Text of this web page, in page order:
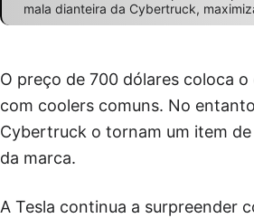
mala dianteira da Cybertruck,
O preço de 700 dólares coloca
com coolers comuns. No
Cybertruck o tornam um item
da marca.
A Tesla continua a surpreender